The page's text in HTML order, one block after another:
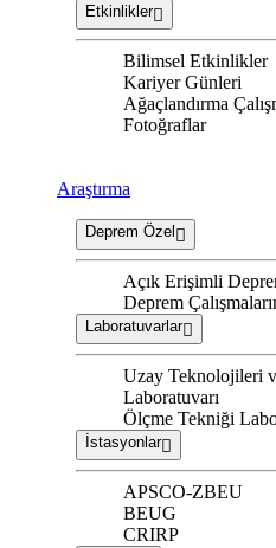
Etkinlikler
Bilimsel Etkinlikler
Kariyer Günleri
Ağaçlandırma
Fotoğraflar
Araştırma
Deprem Özel
Açık Erişimli
Deprem
Laboratuvarlar
Uzay Teknolojileri
Laboratuvarı
Ölçme Tekniği
İstasyonlar
APSCO-ZBEU
BEUG
CRIRP